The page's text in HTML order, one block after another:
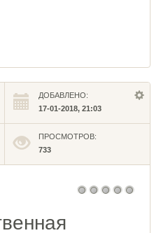
ДОБАВЛЕНО:
17-01-2018, 21:03
ПРОСМОТРОВ:
733